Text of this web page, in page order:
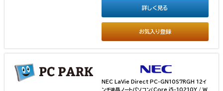
お気入り登録
詳しく見る
NEC LaVie Direct PC-GN10S7RGH 12イ
ンチ液晶ノートパソコン（Core i5-10210Y / W